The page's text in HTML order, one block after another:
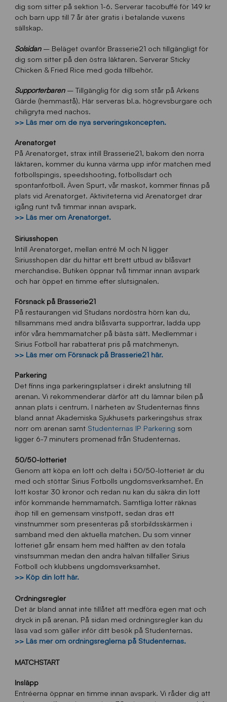
dig som sitter på sektion 1-6. Serverar tacobuffé för 149 kr
och barn upp till 7 år äter gratis i betalande vuxens
sällskap.
Solsidan– Beläget ovanför Brasserie21 och tillgängligt för
dig som sitter på den östra läktaren. Serverar Sticky
Chicken & Fried Rice med goda tillbehör.
Supporterbaren– Tillgänglig för dig som står på Arkens
Gärde (hemmastå). Här serveras bl.a. högrevsburgare och
chiligryta med nachos.
>> Läs mer om de nya serveringskoncepten.
Arenatorget
På Arenatorget, strax intill Brasserie21, bakom den norra
läktaren, kommer du kunna värma upp inför matchen med
fotbollspingis, speedshooting, fotbollsdart och
spontanfotboll. Även Spurt, vår maskot, kommer finnas på
plats vid Arenatorget. Aktiviteterna vid Arenatorget drar
igång runt två timmar innan avspark.
>> Läs mer om Arenatorget.
Siriusshopen
Intill Arenatorget, mellan entré M och N ligger
Siriusshopen där du hittar ett brett utbud av blåsvart
merchandise. Butiken öppnar två timmar innan avspark
och har öppet en timme efter slutsignalen.
Försnack på Brasserie21
På restaurangen vid Studans nordöstra hörn kan du,
tillsammans med andra blåsvarta supportrar, ladda upp
inför våra hemmamatcher på bästa sätt. Medlemmar i
Sirius Fotboll har rabatterat pris på matchmenyn.
>> Läs mer om Försnack på Brasserie21 här.
Parkering
Det finns inga parkeringsplatser i direkt anslutning till
arenan. Vi rekommenderar därför att du lämnar bilen på
annan plats i centrum. I närheten av Studenternas finns
bland annat Akademiska Sjukhusets parkeringshus strax
norr om arenan samt Studenternas IP Parkering som
ligger 6-7 minuters promenad från Studenternas.
50/50-lotteriet
Genom att köpa en lott och delta i 50/50-lotteriet är du
med och stöttar Sirius Fotbolls ungdomsverksamhet. En
lott kostar 30 kronor och redan nu kan du säkra din lott
inför kommande hemmamatch. Samtliga lotter räknas
ihop till en gemensam vinstpott, sedan dras ett
vinstnummer som presenteras på storbildsskärmen i
samband med den aktuella matchen. Du som vinner
lotteriet går ensam hem med hälften av den totala
vinstsumman medan den andra halvan tillfaller Sirius
Fotboll och klubbens ungdomsverksamhet.
>> Köp din lott här.
Ordningsregler
Det är bland annat inte tillåtet att medföra egen mat och
dryck in på arenan. På sidan med ordningsregler kan du
läsa vad som gäller inför ditt besök på Studenternas.
>> Läs mer om ordningsreglerna på Studenternas.
MATCHSTART
Insläpp
Entréerna öppnar en timme innan avspark. Vi råder dig att